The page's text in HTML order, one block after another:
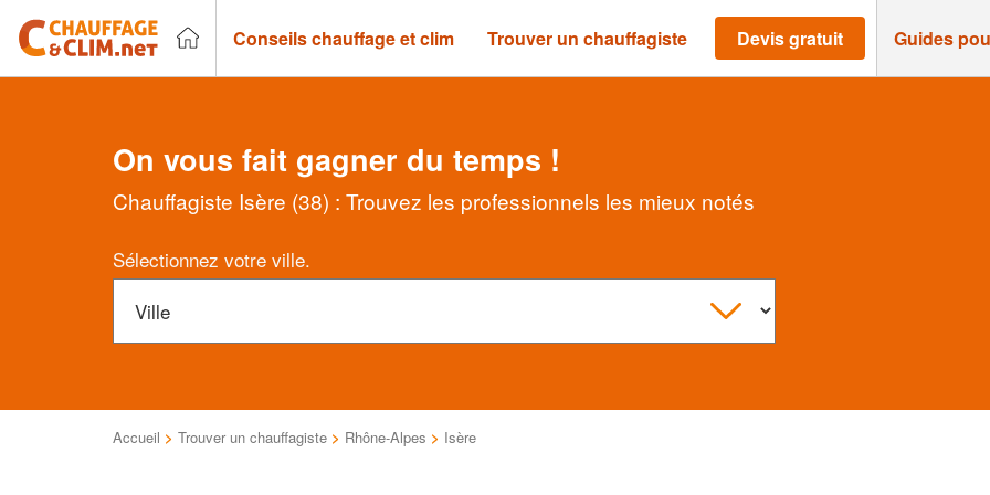
Conseils chauffage et clim Trouver un chauffagiste Devis gratuit Guides
On vous fait gagner du temps !
Chauffagiste Isère (38) : Trouvez les professionnels les mieux notés
Sélectionnez votre ville.
Accueil > Trouver un chauffagiste > Rhône-Alpes > Isère